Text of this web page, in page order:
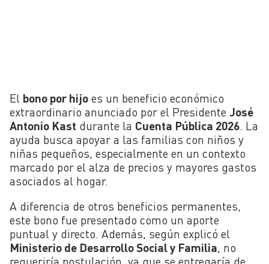
El bono por hijo es un beneficio económico
extraordinario anunciado por el Presidente José
Antonio Kast durante la Cuenta Pública 2026. La
ayuda busca apoyar a las familias con niños y
niñas pequeños, especialmente en un contexto
marcado por el alza de precios y mayores gastos
asociados al hogar.
A diferencia de otros beneficios permanentes,
este bono fue presentado como un aporte
puntual y directo. Además, según explicó el
Ministerio de Desarrollo Social y Familia, no